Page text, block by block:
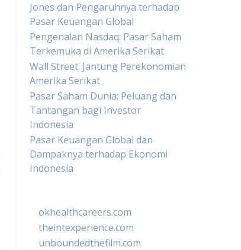
Jones dan Pengaruhnya terhadap
Pasar Keuangan Global
Pengenalan Nasdaq: Pasar Saham
Terkemuka di Amerika Serikat
Wall Street: Jantung Perekonomian
Amerika Serikat
Pasar Saham Dunia: Peluang dan
Tantangan bagi Investor
Indonesia
Pasar Keuangan Global dan
Dampaknya terhadap Ekonomi
Indonesia
okhealthcareers.com
theintexperience.com
unboundedthefilm.com